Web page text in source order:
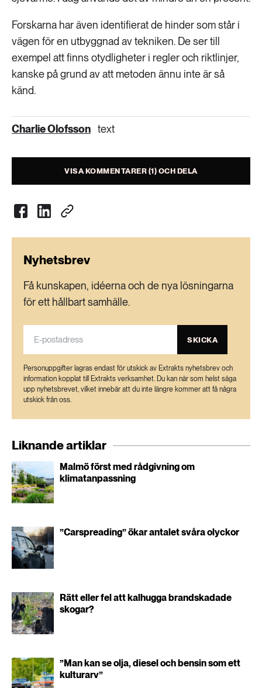
Forskarna har även identifierat de hinder som står i
vägen för en utbyggnad av tekniken. De ser till
exempel att finns otydligheter i regler och riktlinjer,
kanske på grund av att metoden ännu inte är så
känd.
Charlie Olofsson text
VISA KOMMENTARER (1) OCH DELA
Nyhetsbrev
Få kunskapen, idéerna och de nya lösningarna
för ett hållbart samhälle.
SKICKA
Personuppgifter lagras endast för utskick av Extrakts nyhetsbrev och
information kopplat till Extrakts verksamhet. Du kan när som helst säga
upp nyhetsbrevet, vilket innebär att du inte längre kommer att få några
utskick från oss.
Liknande artiklar
Malmö först med rådgivning om
klimatanpassning
”Carspreading” ökar antalet svåra olyckor
Rätt eller fel att kalhugga brandskadade
skogar?
”Man kan se olja, diesel och bensin som ett
kulturarv”